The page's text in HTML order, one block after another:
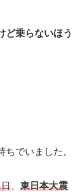
ど乗らないほう
でいました。
日
東日本大震